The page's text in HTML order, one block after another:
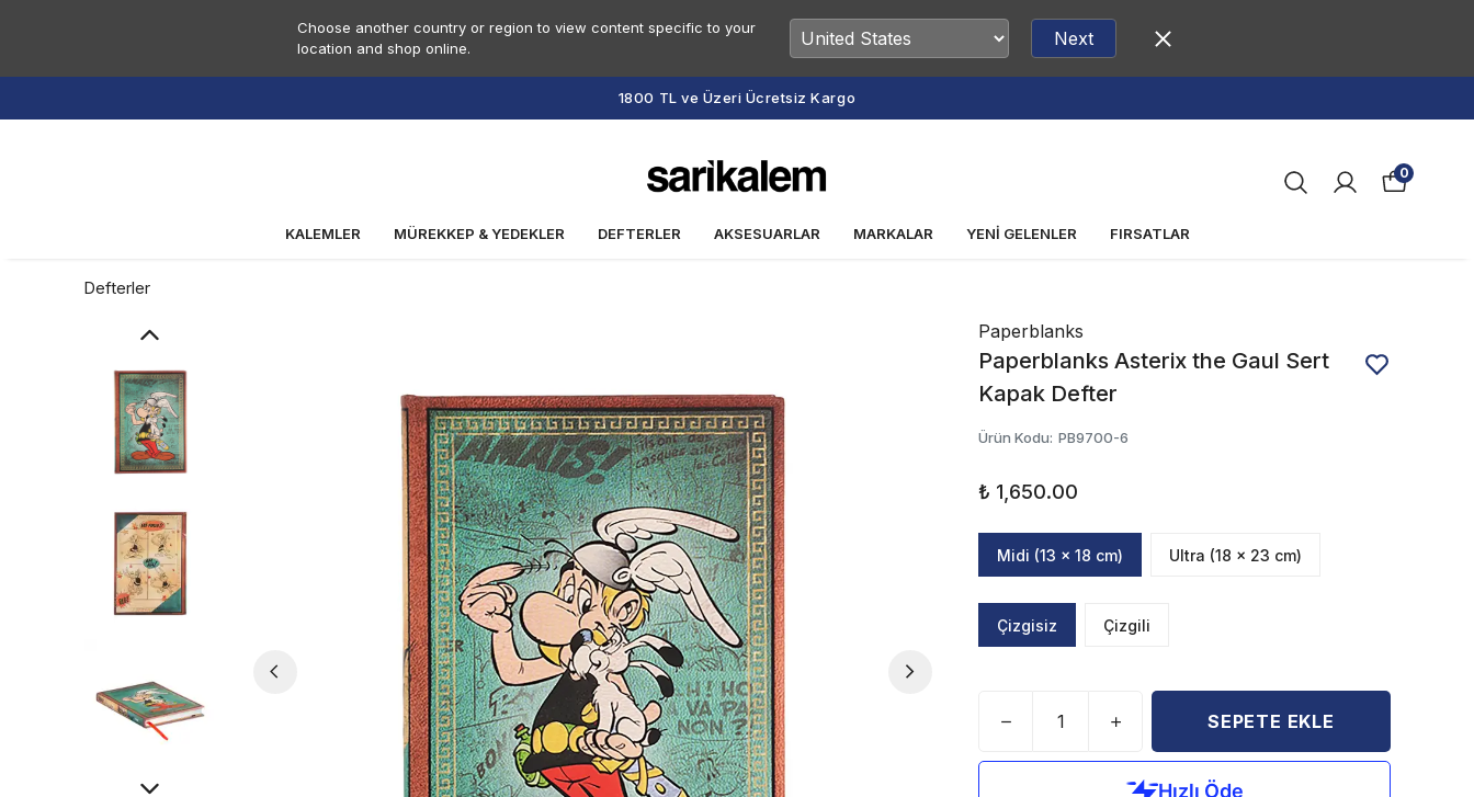
Choose another country or region to view content specific to your
location and shop online.
Next
Vade Farksız 2 veya 3 Taksit Fırsatı
KALEMLER MÜREKKEP & YEDEKLER DEFTERLER AKSESUARLAR MARKALAR YENİ GELENLER FIRSATLAR
0
Defterler
Paperblanks
Paperblanks Asterix the Gaul Sert
Kapak Defter
Ürün Kodu: PB9700-6
₺ 1,650.00
Midi (13 x 18 cm) Ultra (18 x 23 cm)
Çizgisiz Çizgili
SEPETE EKLE